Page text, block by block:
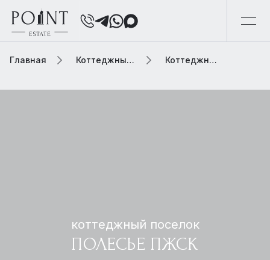
Главная Коттеджный поселок Коттеджный поселок полесье пжск
коттеджный поселок
ПОЛЕСЬЕ ПЖСК